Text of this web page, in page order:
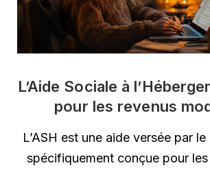
L’Aide Sociale à
pour les revenus
L’ASH est une aide versée par
spécifiquement conçue pour